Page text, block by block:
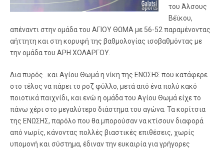
του Άλσους
Βέϊκου,
απέναντι στην ομάδα του ΑΓΙΟΥ ΘΩΜΑ με 56-52 παραμένοντας
αήττητη και στη κορυφή της βαθμολογίας ισοβαθμόντας με
την ομάδα του ΑΡΗ ΧΟΛΑΡΓΟΥ.
Δια πυρός…και Αγίου Θωμά η νίκη της ΕΝΩΣΗΣ που κατάφερε
στο τέλος να πάρει το ροζ φύλλο, μετά από ένα πολύ κακό
ποιοτικά παιχνίδι, και ενώ η ομάδα του Αγίου Θωμά είχε το
πάνω χέρι στο μεγαλύτερο διάστημα του αγώνα. Τα κορίτσια
της ΕΝΩΣΗΣ, παρόλο που θα μπορούσαν να κτίσουν διαφορά
από νωρίς, κάνοντας πολλές βιαστικές επιθέσεις, χωρίς
υπομονή και σύστημα, έδιναν την ευκαιρία για γρήγορες